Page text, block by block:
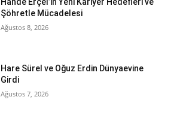
Şöhretle Mücadelesi
Ağustos 8, 2026
Hare Sürel ve Oğuz Erdin Dünyaevine
Girdi
Ağustos 7, 2026